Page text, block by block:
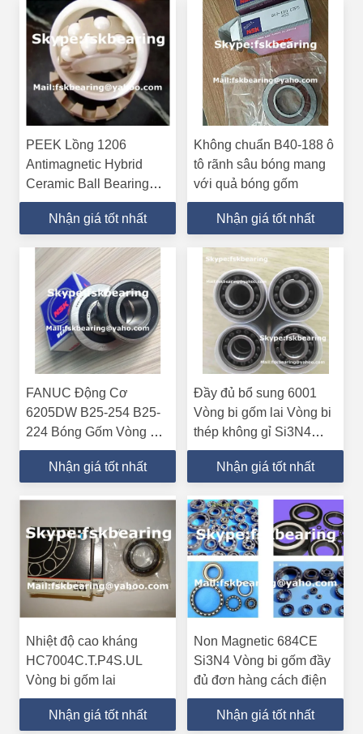
PEEK Lồng 1206
Antimagnetic Hybrid
Ceramic Ball Bearing
30mm ID
Nhận giá tốt nhất
Không chuẩn B40-188 ô
tô rãnh sâu bóng mang
với quả bóng gốm
Nhận giá tốt nhất
FANUC Động Cơ
6205DW B25-254 B25-
224 Bóng Gốm Vòng Bi
Si3N4 / ZrO2
Nhận giá tốt nhất
Đầy đủ bổ sung 6001
Vòng bi gốm lai Vòng bi
thép không gỉ Si3N4
Balls
Nhận giá tốt nhất
Nhiệt độ cao kháng
HC7004C.T.P4S.UL
Vòng bi gốm lai
Nhận giá tốt nhất
Non Magnetic 684CE
Si3N4 Vòng bi gốm đầy
đủ đơn hàng cách điện
Nhận giá tốt nhất